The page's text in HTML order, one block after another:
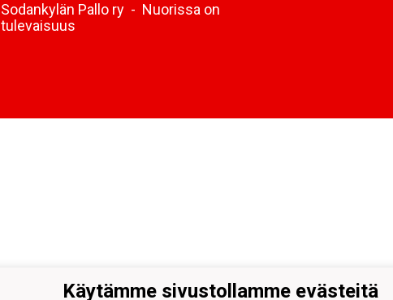
Sodankylän Pallo ry - Nuorissa on
tulevaisuus
Käytämme sivustollamme evästeitä